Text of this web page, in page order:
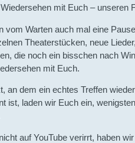
mit Euch – unseren
vom Warten auch mal eine
Theaterstücken, neue
die noch ein bisschen nach
mit Euch.
an dem ein echtes Treffen
ist, laden wir Euch ein,
auf YouTube verirrt, haben